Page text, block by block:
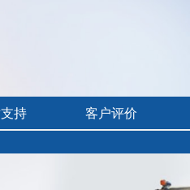
持 客户评价